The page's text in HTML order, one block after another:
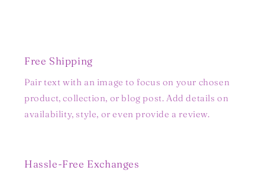
Free Shipping
Pair text with an image to focus on your chosen
product, collection, or blog post. Add details on
availability, style, or even provide a review.
Hassle-Free Exchanges